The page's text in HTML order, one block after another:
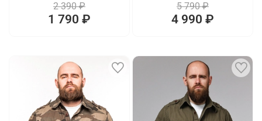
2 390 ₽
1 790 ₽
5 790 ₽
4 990 ₽